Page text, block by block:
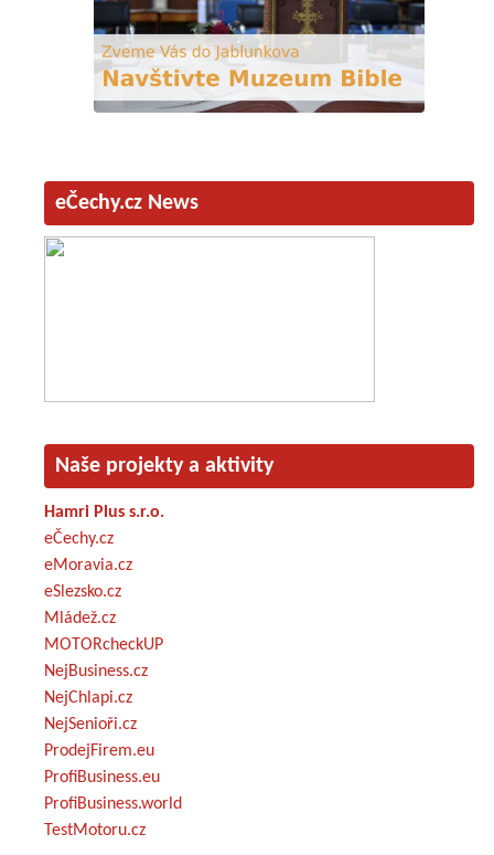
eČechy.cz News
Naše projekty a aktivity
Hamri Plus s.r.o.
eČechy.cz
eMoravia.cz
eSlezsko.cz
Mládež.cz
MOTORcheckUP
NejBusiness.cz
NejChlapi.cz
NejSenioři.cz
ProdejFirem.eu
ProfiBusiness.eu
ProfiBusiness.world
TestMotoru.cz